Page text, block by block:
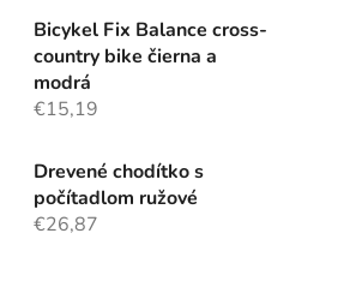
Bicykel Fix Balance cross-
country bike čierna a
modrá
€15,19
Drevené chodítko s
počítadlom ružové
€26,87